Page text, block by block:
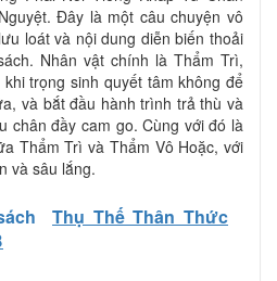
Đây là một câu chuyện vô
loát và nội dung diễn biến thoải
Nhân vật chính là Thẩm Trì,
trọng sinh quyết tâm không để
và bắt đầu hành trình trả thù và
chân đầy cam go. Cùng với đó là
Thẩm Trì và Thẩm Vô Hoặc, với
và sâu lắng.
Thụ Thế Thân Thức